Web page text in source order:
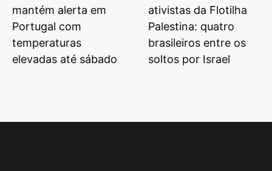
mantém alerta em
Portugal com
temperaturas
elevadas até sábado
ativistas da Flotilha
Palestina: quatro
brasileiros entre os
soltos por Israel